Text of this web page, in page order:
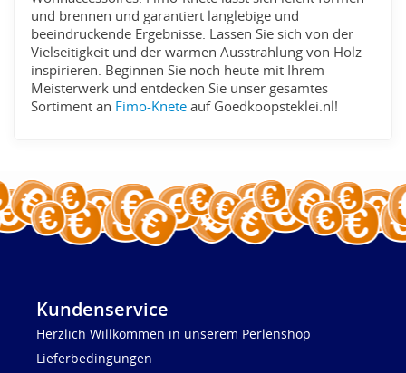
und brennen und garantiert langlebige und
beeindruckende Ergebnisse. Lassen Sie sich von der
Vielseitigkeit und der warmen Ausstrahlung von Holz
inspirieren. Beginnen Sie noch heute mit Ihrem
Meisterwerk und entdecken Sie unser gesamtes
Sortiment an Fimo-Knete auf Goedkoopsteklei.nl!
Kundenservice
Herzlich Willkommen in unserem Perlenshop
Lieferbedingungen